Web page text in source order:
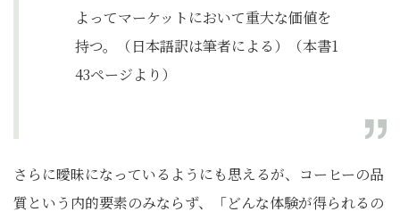
よってマーケットにおいて重大な価値を
持つ。（日本語訳は筆者による）（本書1
43ページより）
さらに曖昧になっているようにも思えるが、コーヒーの品
質という内的要素のみならず、「どんな体験が得られるの